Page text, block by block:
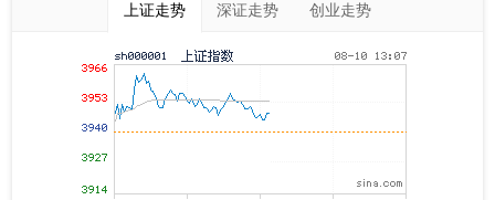
上证走势 深证走势 创业走势